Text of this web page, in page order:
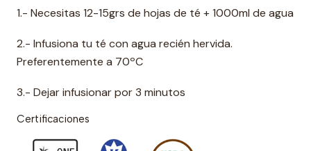
1.- Necesitas 12-15grs de hojas de té + 1000ml de agua
2.- Infusiona tu té con agua recién hervida.
Preferentemente a 70ºC
3.- Dejar infusionar por 3 minutos
Certificaciones